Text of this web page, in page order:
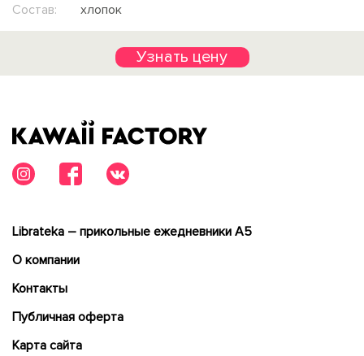
Состав: хлопок
Узнать цену
Librateka – прикольные ежедневники А5
О компании
Контакты
Публичная оферта
Карта сайта